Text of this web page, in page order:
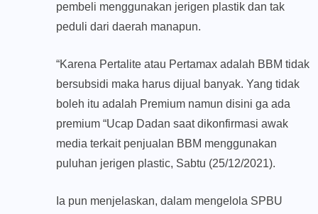
pembeli menggunakan jerigen plastik dan tak
peduli dari daerah manapun.
“Karena Pertalite atau Pertamax adalah BBM tidak
bersubsidi maka harus dijual banyak. Yang tidak
boleh itu adalah Premium namun disini ga ada
premium “Ucap Dadan saat dikonfirmasi awak
media terkait penjualan BBM menggunakan
puluhan jerigen plastic, Sabtu (25/12/2021).
Ia pun menjelaskan, dalam mengelola SPBU